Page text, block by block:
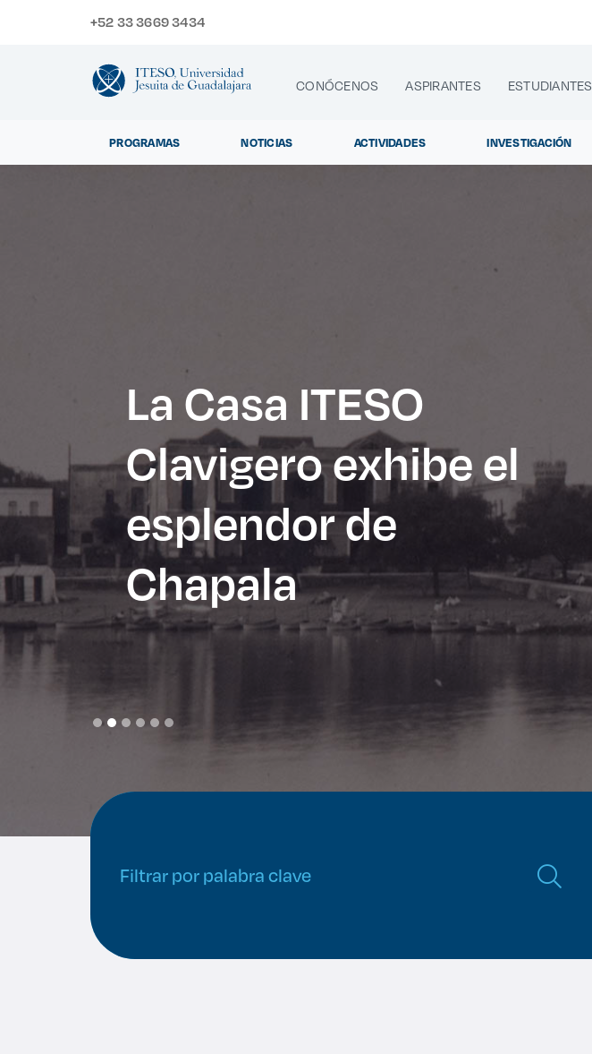
+52 33 3669 3434
CONÓCENOS ASPIRANTES ESTUDIANTES
CONTACTO
PROGRAMAS NOTICIAS ACTIVIDADES INVESTIGACIÓN
Enlaces de interés
Derecho
La Casa ITESO
Clavigero exhibe el
esplendor de
Chapala